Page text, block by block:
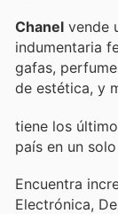
Chanel vende
indumentaria
gafas,
de estética, y
tiene los
país en un
Encuentra
Electrónica,